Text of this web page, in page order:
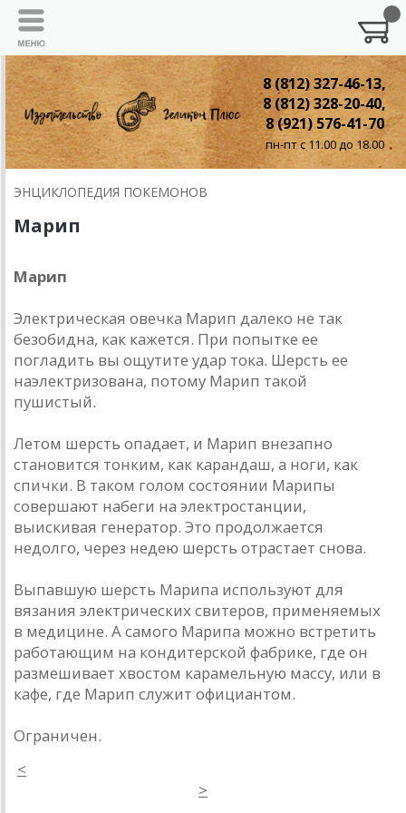
8 (812) 327-46-13,
8 (812) 328-20-40,
8 (921) 576-41-70
пн-пт с 11.00 до 18.00
ЭНЦИКЛОПЕДИЯ ПОКЕМОНОВ
Марип
Марип
Электрическая овечка Марип далеко не так
безобидна, как кажется. При попытке ее
погладить вы ощутите удар тока. Шерсть ее
наэлектризована, потому Марип такой
пушистый.
Летом шерсть опадает, и Марип внезапно
становится тонким, как карандаш, а ноги, как
спички. В таком голом состоянии Марипы
совершают набеги на электростанции,
выискивая генератор. Это продолжается
недолго, через недею шерсть отрастает снова.
Выпавшую шерсть Марипа используют для
вязания электрических свитеров, применяемых
в медицине. А самого Марипа можно встретить
работающим на кондитерской фабрике, где он
размешивает хвостом карамельную массу, или в
кафе, где Марип служит официантом.
Ограничен.
<
>